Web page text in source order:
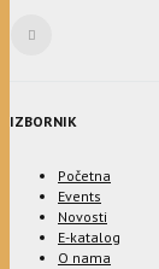
IZBORNIK
Početna
Events
Novosti
E-katalog
O nama